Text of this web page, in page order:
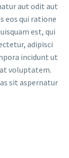
aut odit aut
eos qui ratione
est, qui
adipisci
incidunt ut
voluptatem.
sit aspernatur